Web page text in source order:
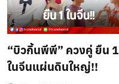
“บิวกิ้นพีพี” ควงคู่ ยืน 1
ในจีนแผ่นดินใหญ่!!